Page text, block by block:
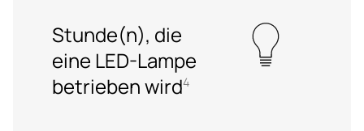
Stunde(n), die
eine LED-Lampe
betrieben wird4